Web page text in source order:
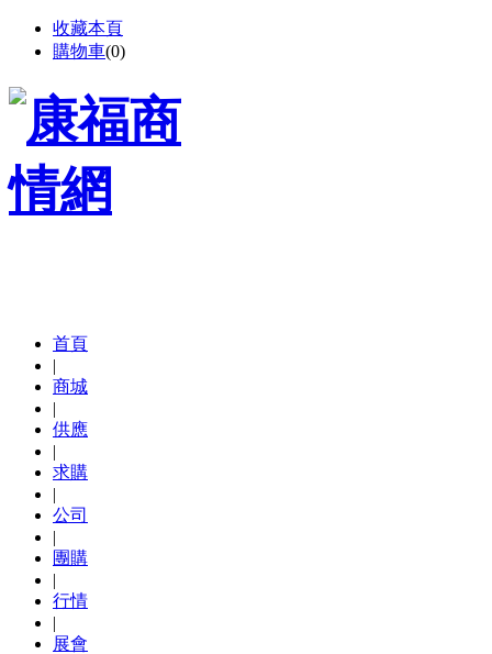
收藏本頁
購物車(0)
首頁
|
商城
|
供應
|
求購
|
公司
|
團購
|
行情
|
展會